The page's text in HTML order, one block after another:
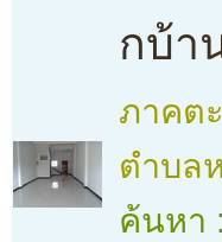
กบ้า
ภาคต
ตำบล
ค้นหา :